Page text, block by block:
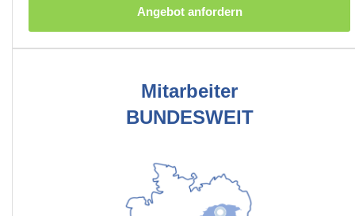
Angebot anfordern
Mitarbeiter
BUNDESWEIT